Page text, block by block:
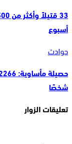
أسبوع
حوادث
شخصًا
تعليقات الزوار